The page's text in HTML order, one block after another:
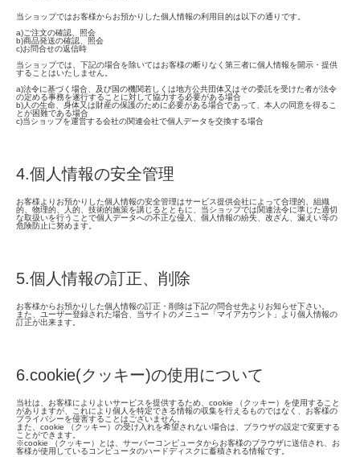
当ショップではお客様からお預かりした個人情報の利用目的は以下の通りです。
a)ご注文の確認、照会
b)商品発送の確認、照会
c)お問合せの返信時
当ショップでは、下記の場合を除いてはお客様の断りなく第三者に個人情報を開示・提供
することはいたしません。
a)法令に基づく場合、及び国の機関若しくは地方公共団体又はその委託を受けた者が法令
の定める事務を遂行することに対して協力する必要がある場合
b)人の生命、身体又は財産の保護のために必要がある場合であって、本人の同意を得るこ
とが困難である場合
c)当ショップを運営する会社の関連会社で個人データを交換する場合
4.個人情報の安全管理
お客様よりお預かりした個人情報の安全管理はサービス提供会社によって合理的、組織
的、物理的、人的、技術的施策を講じるとともに、当ショップでは関連法令に準じた適切
な取扱いを行うことで個人データへの不正な侵入、個人情報の紛失、改ざん、漏えい等の
危険防止に努めます。
5.個人情報の訂正、削除
お客様からお預かりした個人情報の訂正・削除は下記の問合せ先よりお知らせ下さい。
また、ユーザー登録された場合、当サイトのメニュー「マイアカウント」より個人情報の
訂正が出来ます。
6.cookie(クッキー)の使用について
当社は、お客様によりよいサービスを提供するため、cookie （クッキー）を使用すること
がありますが、これにより個人を特定できる情報の収集を行えるものではなく、お客様の
プライバシーを侵害することはございません。
また、cookie （クッキー）の受け入れを希望されない場合は、ブラウザの設定で変更する
ことができます。
※cookie （クッキー）とは、サーバーコンピュータからお客様のブラウザに送信され、お
客様が使用しているコンピュータのハードディスクに蓄積される情報です。